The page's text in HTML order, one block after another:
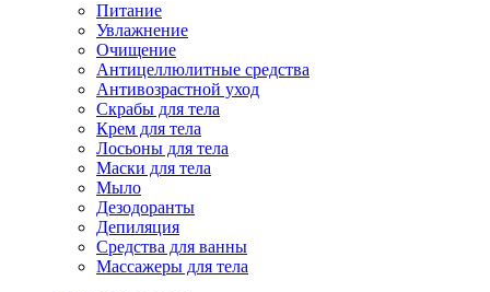
Питание
Увлажнение
Очищение
Антицеллюлитные средства
Антивозрастной уход
Скрабы для тела
Крем для тела
Лосьоны для тела
Маски для тела
Мыло
Дезодоранты
Депиляция
Средства для ванны
Массажеры для тела